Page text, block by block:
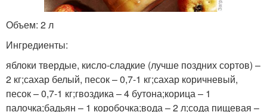
Объем: 2 л
Ингредиенты:
яблоки твердые, кисло-сладкие (лучше поздних сортов) –
2 кг;сахар белый, песок – 0,7-1 кг;сахар коричневый,
песок – 0,7-1 кг;гвоздика – 4 бутона;корица – 1
палочка;бадьян – 1 коробочка;вода – 2 л;сода пищевая –